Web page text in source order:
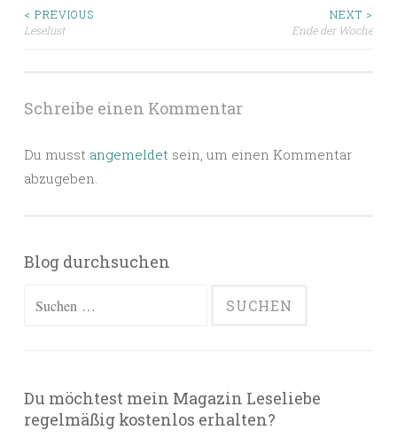
Beitragsnavigation
< PREVIOUS
Leselust
NEXT >
Ende der Woche
Schreibe einen Kommentar
Du musst angemeldet sein, um einen Kommentar
abzugeben.
Blog durchsuchen
Suchen
Du möchtest mein Magazin Leseliebe
regelmäßig kostenlos erhalten?